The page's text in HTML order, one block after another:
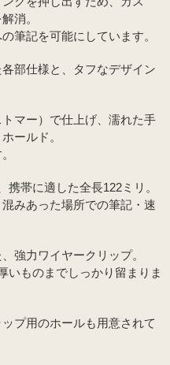
消。
筆記を可能にしています。
部仕様と、タフなデザイン
マー）で仕上げ、濡れた手
ールド。
帯に適した全長122ミリ。
みあった場所での筆記・速
強力ワイヤークリップ。
いものまでしっかり留まりま
プ用のホールも用意されて